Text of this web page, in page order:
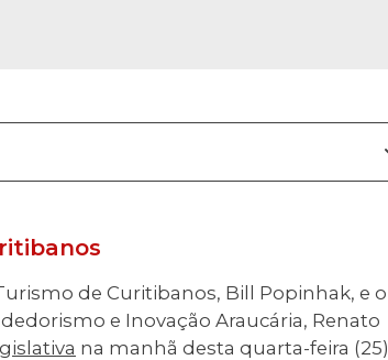
de Curitibanos, Bill Popinhak, e o
e Inovação Araucária, Renato
na manhã desta quarta-feira (25)